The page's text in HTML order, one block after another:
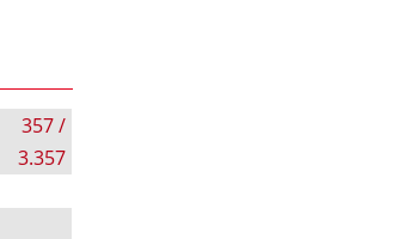
357 /
3.357